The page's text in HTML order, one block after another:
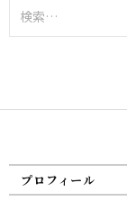
索:
プロフィール